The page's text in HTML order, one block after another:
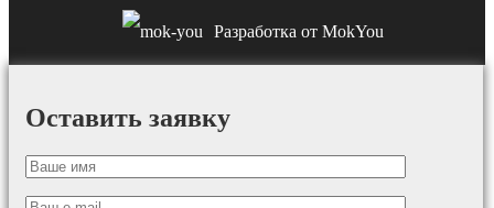
Разработка от MokYou
Оставить заявку